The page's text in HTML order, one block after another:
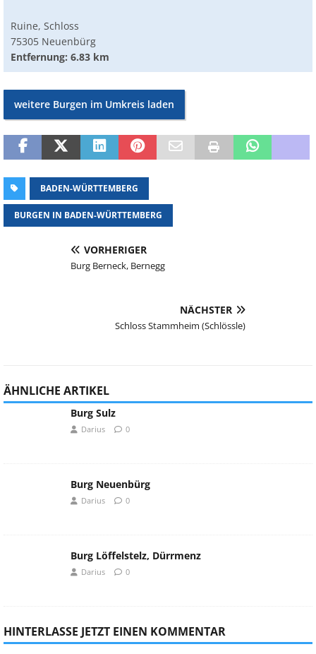
Ruine, Schloss
75305 Neuenbürg
Entfernung: 6.83 km
weitere Burgen im Umkreis laden
BADEN-WÜRTTEMBERG
BURGEN IN BADEN-WÜRTTEMBERG
VORHERIGER
Burg Berneck, Bernegg
NÄCHSTER
Schloss Stammheim (Schlössle)
ÄHNLICHE ARTIKEL
Burg Sulz
Darius 0
Burg Neuenbürg
Darius 0
Burg Löffelstelz, Dürrmenz
Darius 0
HINTERLASSE JETZT EINEN KOMMENTAR